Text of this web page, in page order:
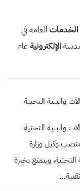
الخدمات العامة في
الإلكترونيةعام
والبنية التحتية
والبنية التحتية
وكيل وزارة
التحتية، ويتمتع بخبرة